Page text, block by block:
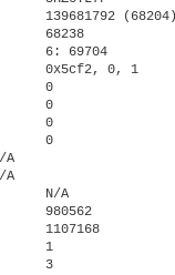
139681792 (68204)
68238
6: 69704
0x5cf2, 0, 1
0
0
0
0
A
N/A
980562
1107168
1
3